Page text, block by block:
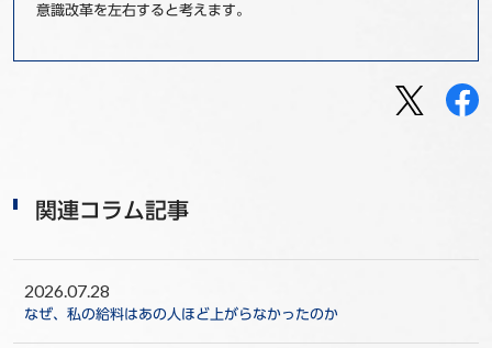
意識改革を左右すると考えます。
関連コラム記事
2026.07.28
なぜ、私の給料はあの人ほど上がらなかったのか